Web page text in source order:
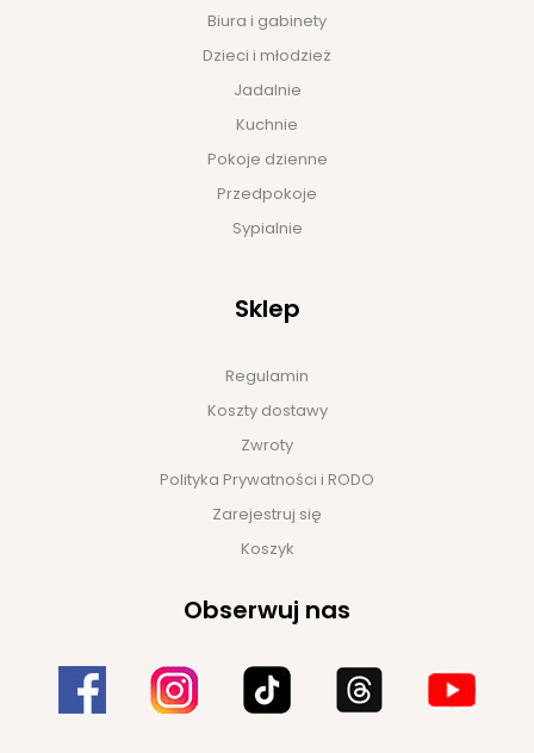
Biura i gabinety
Dzieci i młodzież
Jadalnie
Kuchnie
Pokoje dzienne
Przedpokoje
Sypialnie
Sklep
Regulamin
Koszty dostawy
Zwroty
Polityka Prywatności i RODO
Zarejestruj się
Koszyk
Obserwuj nas